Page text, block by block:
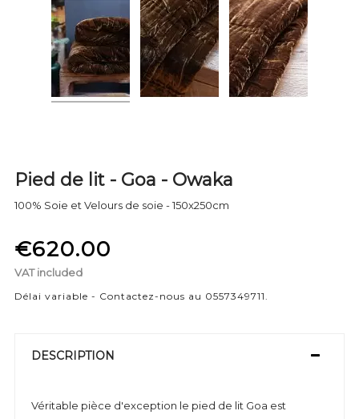
Pied de lit - Goa - Owaka
100% Soie et Velours de soie - 150x250cm
€620.00
VAT included
Délai variable - Contactez-nous au 0557349711.
DESCRIPTION
Véritable pièce d'exception le pied de lit Goa est